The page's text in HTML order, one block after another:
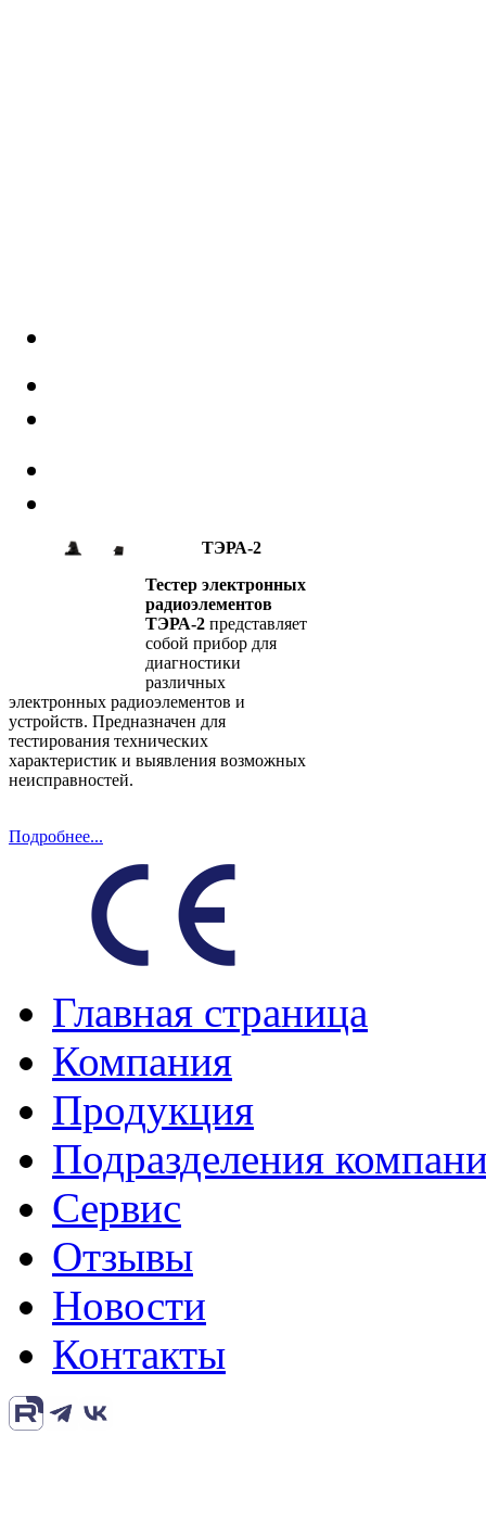
ТЭРА-2
Тестер электронных
радиоэлементов
ТЭРА-2 представляет
собой прибор для
диагностики
различных
электронных радиоэлементов и
устройств. Предназначен для
тестирования технических
характеристик и выявления возможных
неисправностей.
Подробнее...
Главная страница
Компания
Продукция
Подразделения
Сервис
Отзывы
Новости
Контакты